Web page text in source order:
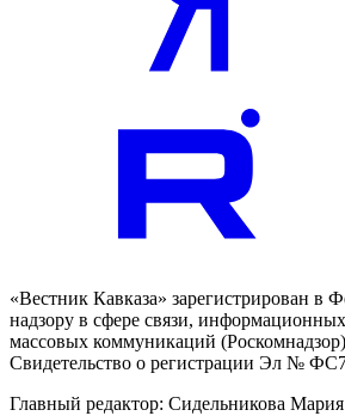
«Вестник Кавказа» зарегистрирован в
надзору в сфере связи,
массовых коммуникаций
Свидетельство о регистрации Эл №
Главный редактор: Сидельникова